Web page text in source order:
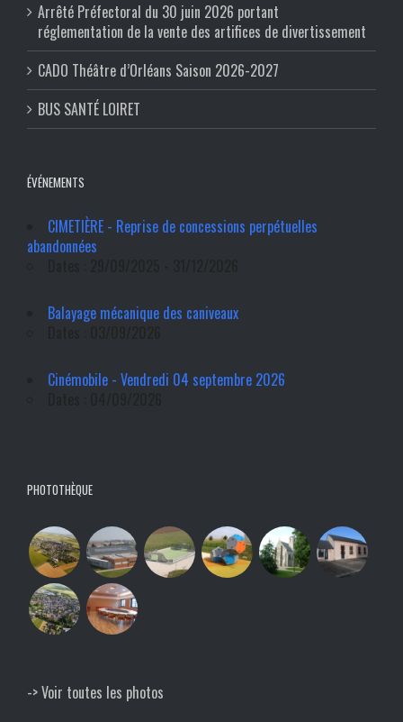
Arrêté Préfectoral du 30 juin 2026 portant
réglementation de la vente des artifices de divertissement
CADO Théâtre d’Orléans Saison 2026-2027
BUS SANTÉ LOIRET
ÉVÉNEMENTS
CIMETIÈRE - Reprise de concessions perpétuelles
abandonnées
Balayage mécanique des caniveaux
Cinémobile - Vendredi 04 septembre 2026
PHOTOTHÈQUE
-> Voir toutes les photos